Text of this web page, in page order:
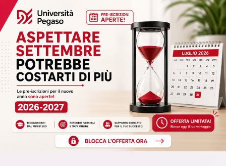
Vai al contenuto principale